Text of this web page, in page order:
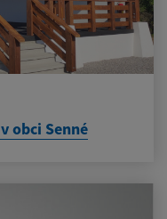
obci Senné